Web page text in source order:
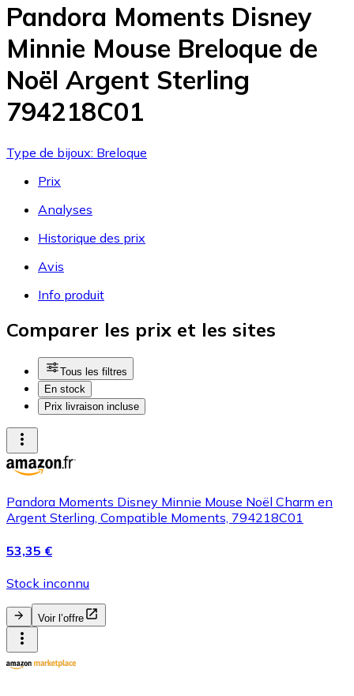
Pandora Moments Disney
Minnie Mouse Breloque de
Noël Argent Sterling
794218C01
Type de bijoux: Breloque
Prix
Analyses
Historique des prix
Avis
Info produit
Comparer les prix et les sites
Tous les filtres
En stock
Prix livraison incluse
Pandora Moments Disney Minnie Mouse Noël Charm en
Argent Sterling, Compatible Moments, 794218C01
53,35 €
Stock inconnu
Voir l’offre